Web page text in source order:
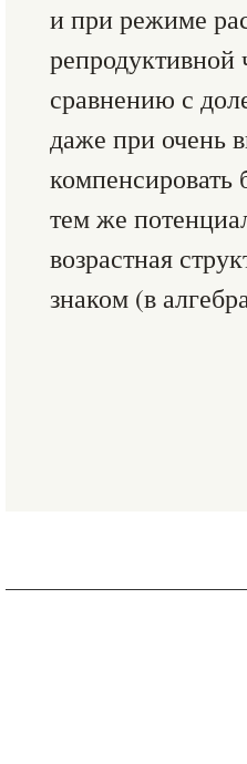
и при режиме
репродуктивной
сравнению с
даже при очень
компенсировать
тем же
возрастная
знаком (в